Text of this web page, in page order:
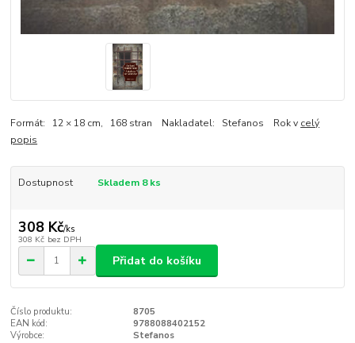
Formát: 12 × 18 cm, 168 stran Nakladatel: Stefanos Rok v celý
popis
Dostupnost Skladem 8 ks
308 Kč/ks
308 Kč bez DPH
Přidat do košíku
Číslo produktu:
8705
EAN kód:
9788088402152
Výrobce:
Stefanos